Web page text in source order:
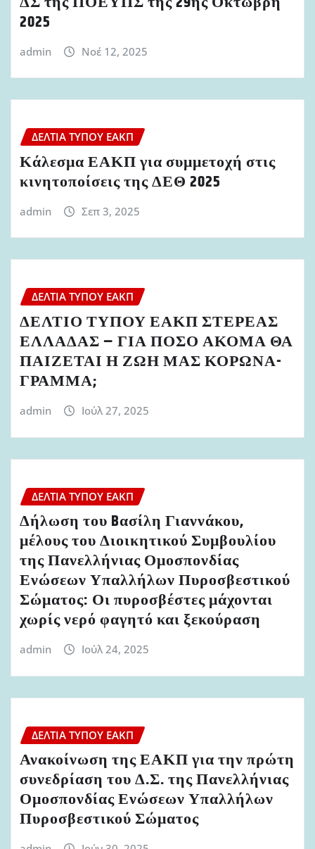
2025
admin Νοέ 12, 2025
ΔΕΛΤΊΑ ΤΎΠΟΥ ΕΑΚΠ
Κάλεσμα ΕΑΚΠ για συμμετοχή στις
κινητοποίσεις της ΔΕΘ 2025
admin Σεπ 3, 2025
ΔΕΛΤΊΑ ΤΎΠΟΥ ΕΑΚΠ
ΔΕΛΤΙΟ ΤΥΠΟΥ ΕΑΚΠ ΣΤΕΡΕΑΣ
ΕΛΛΑΔΑΣ – ΓΙΑ ΠΟΣΟ ΑΚΟΜΑ ΘΑ
ΠΑΙΖΕΤΑΙ Η ΖΩΗ ΜΑΣ ΚΟΡΩΝΑ-
ΓΡΑΜΜΑ;
admin Ιούλ 27, 2025
ΔΕΛΤΊΑ ΤΎΠΟΥ ΕΑΚΠ
Δήλωση του Bασίλη Γιαννάκου,
μέλους του Διοικητικού Συμβουλίου
της Πανελλήνιας Ομοσπονδίας
Ενώσεων Υπαλλήλων Πυροσβεστικού
Σώματος: Οι πυροσβέστες μάχονται
χωρίς νερό φαγητό και ξεκούραση
admin Ιούλ 24, 2025
ΔΕΛΤΊΑ ΤΎΠΟΥ ΕΑΚΠ
Ανακοίνωση της ΕΑΚΠ για την πρώτη
συνεδρίαση του Δ.Σ. της Πανελλήνιας
Ομοσπονδίας Ενώσεων Υπαλλήλων
Πυροσβεστικού Σώματος